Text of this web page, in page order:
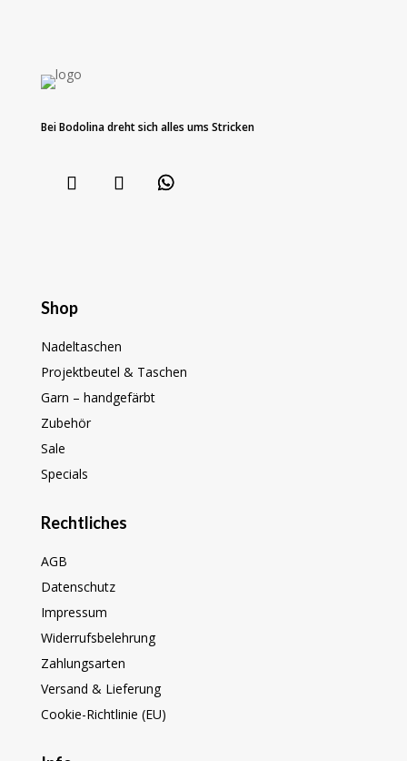
Bei Bodolina dreht sich alles ums Stricken
Shop
Nadeltaschen
Projektbeutel & Taschen
Garn – handgefärbt
Zubehör
Sale
Specials
Rechtliches
AGB
Datenschutz
Impressum
Widerrufsbelehrung
Zahlungsarten
Versand & Lieferung
Cookie-Richtlinie (EU)